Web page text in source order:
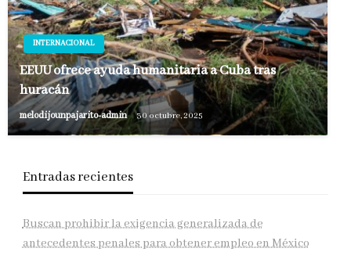
INTERNACIONAL
EEUU ofrece ayuda humanitaria a Cuba tras
huracán
melodijounpajarito-admin 30 octubre, 2025
Entradas recientes
Buscan prohibir la exigencia generalizada de
antecedentes penales para obtener empleo en México